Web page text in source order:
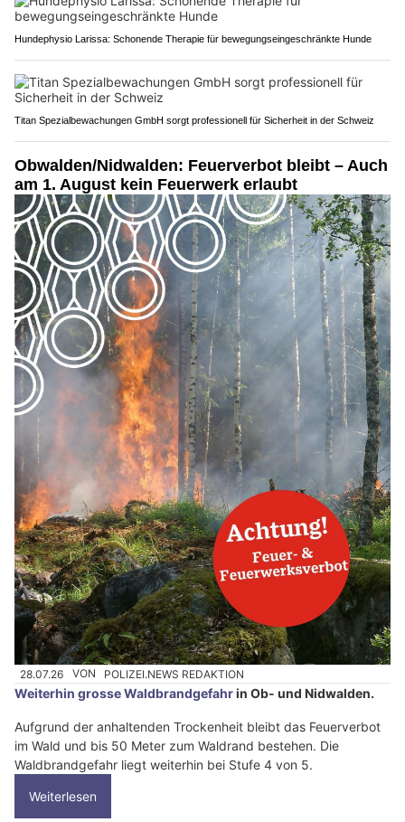
Hundephysio Larissa: Schonende Therapie für bewegungseingeschränkte Hunde
Titan Spezialbewachungen GmbH sorgt professionell für Sicherheit in der Schweiz
Obwalden/Nidwalden: Feuerverbot bleibt – Auch
am 1. August kein Feuerwerk erlaubt
28.07.26 VON POLIZEI.NEWS REDAKTION
Weiterhin grosse Waldbrandgefahrin Ob- und Nidwalden.
Aufgrund der anhaltenden Trockenheit bleibt das Feuerverbot
im Wald und bis 50 Meter zum Waldrand bestehen. Die
Waldbrandgefahr liegt weiterhin bei Stufe 4 von 5.
Weiterlesen